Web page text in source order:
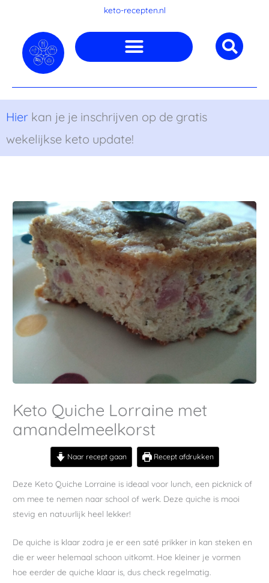
inhoud
keto-recepten.nl
Hier kan je je inschrijven op de gratis
wekelijkse keto update!
Keto Quiche Lorraine met
amandelmeelkorst
Naar recept gaan Recept afdrukken
Deze Keto Quiche Lorraine is ideaal voor lunch, een picknick of
om mee te nemen naar school of werk. Deze quiche is mooi
stevig en natuurlijk heel lekker!
De quiche is klaar zodra je er een saté prikker in kan steken en
die er weer helemaal schoon uitkomt. Hoe kleiner je vormen
hoe eerder de quiche klaar is, dus check regelmatig.